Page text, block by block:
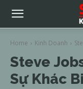
Home Kinh Doanh
Steve
Sự Khác